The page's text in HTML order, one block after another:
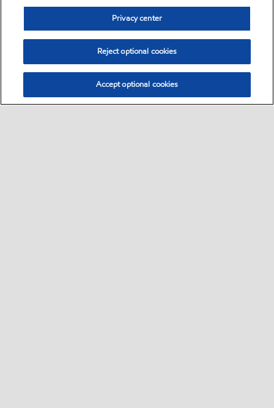
Privacy center
Reject optional cookies
Accept optional cookies